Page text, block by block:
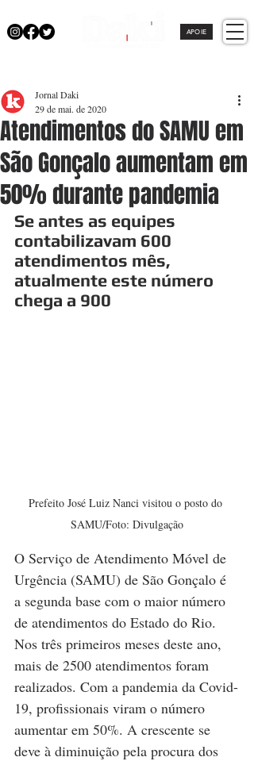
APOIE
Atendimentos do SAMU em
São Gonçalo aumentam em
50% durante pandemia
Jornal Daki
29 de mai. de 2020
Se antes as equipes
contabilizavam 600
atendimentos mês,
atualmente este número
chega a 900
Prefeito José Luiz Nanci visitou o posto do
SAMU/Foto: Divulgação
O Serviço de Atendimento Móvel de
Urgência (SAMU) de São Gonçalo é
a segunda base com o maior número
de atendimentos do Estado do Rio.
Nos três primeiros meses deste ano,
mais de 2500 atendimentos foram
realizados. Com a pandemia da Covid-
19, profissionais viram o número
aumentar em 50%. A crescente se
deve à diminuição pela procura dos